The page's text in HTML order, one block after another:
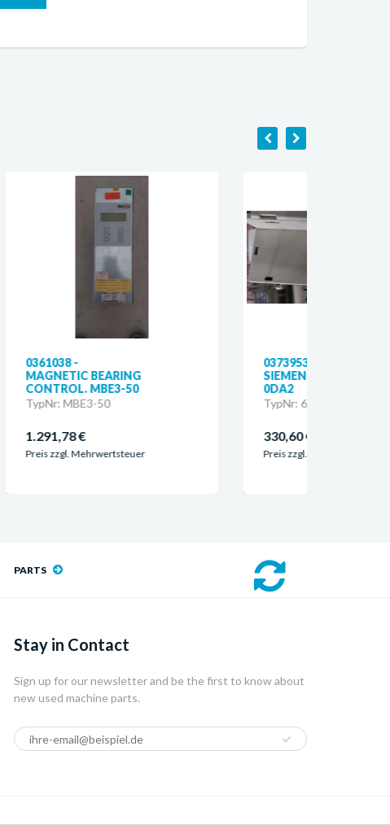
SIEMENS 6SN1123-1AA00-
0DA2
TypNr: 6SN1123-1AA00-0DA2
Preis zzgl. Mehrwertsteuer
PARTS
Stay in Contact
Sign up for our newsletter and be the first to know about
new used machine parts.